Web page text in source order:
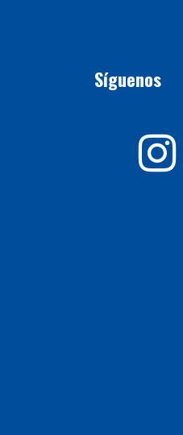
Síguenos